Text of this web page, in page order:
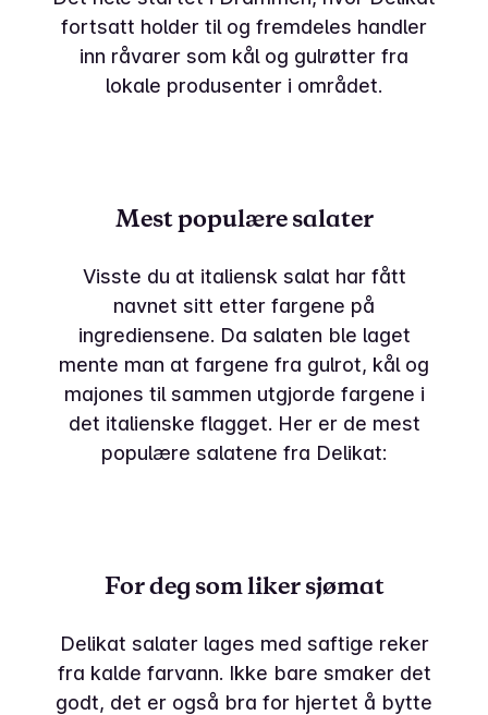
fortsatt holder til og fremdeles handler
inn råvarer som kål og gulrøtter fra
lokale produsenter i området.
Mest populære salater
Visste du at italiensk salat har fått
navnet sitt etter fargene på
ingrediensene. Da salaten ble laget
mente man at fargene fra gulrot, kål og
majones til sammen utgjorde fargene i
det italienske flagget. Her er de mest
populære salatene fra Delikat:
For deg som liker sjømat
Delikat salater lages med saftige reker
fra kalde farvann. Ikke bare smaker det
godt, det er også bra for hjertet å bytte